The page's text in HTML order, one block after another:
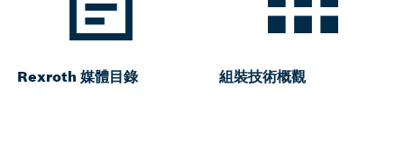
Rexroth 媒體目錄 組裝技術概觀